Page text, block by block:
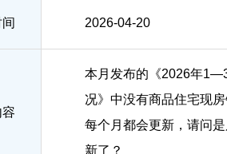
2026-04-20
本月发布的《2026年
况》中没有商品住宅现
每个月都会更新，请问
新了？